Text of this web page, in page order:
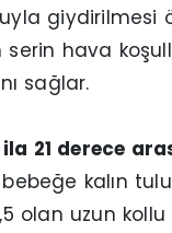
giydirilmesi
serin hava
sağlar.
ila 21 derece
kalın
olan uzun